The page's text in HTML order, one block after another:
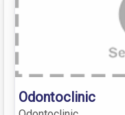
Odontoclinic